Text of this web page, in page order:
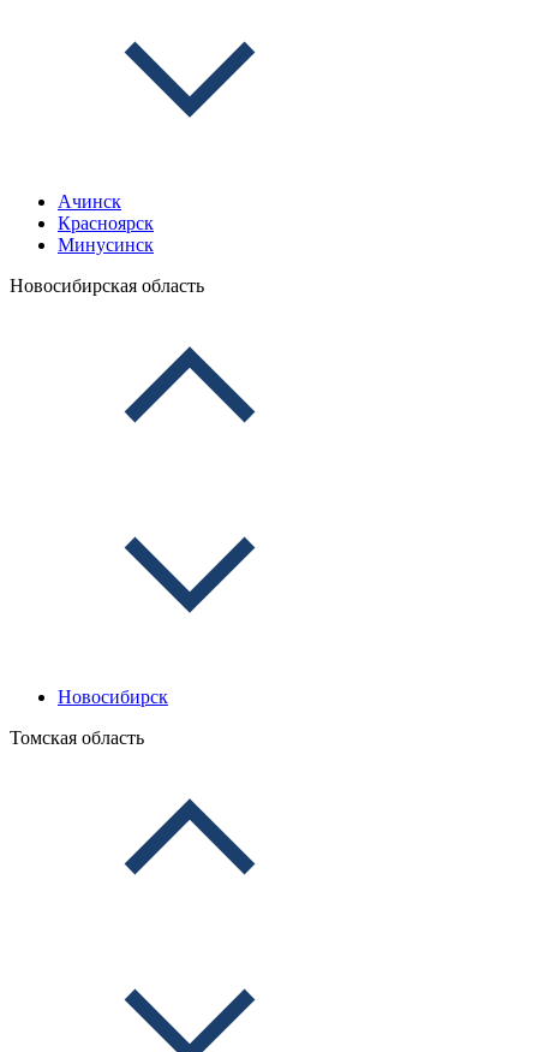
Ачинск
Красноярск
Минусинск
Новосибирская область
Новосибирск
Томская область